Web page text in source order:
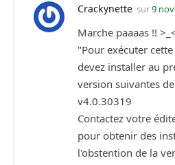
Crackynette sur9
Marche paaaas !!
"Pour exécuter
devez installer au
version suivantes
v4.0.30319
Contactez votre
pour obtenir des
l'obstention de la